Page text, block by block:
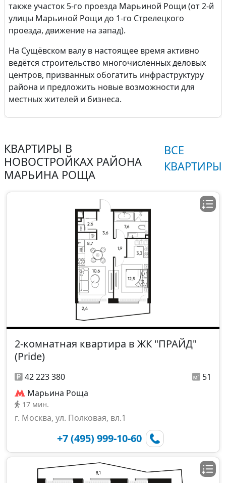
также участок 5-го проезда Марьиной Рощи (от 2-й
улицы Марьиной Рощи до 1-го Стрелецкого
проезда, движение на запад).
На Сущёвском валу в настоящее время активно
ведётся строительство многочисленных деловых
центров, призванных обогатить инфраструктуру
района и предложить новые возможности для
местных жителей и бизнеса.
КВАРТИРЫ В
НОВОСТРОЙКАХ РАЙОНА
МАРЬИНА РОЩА
ВСЕ
КВАРТИРЫ
2-комнатная квартира в ЖК "ПРАЙД"
(Pride)
42 223 380
51
Марьина Роща
17 мин.
г. Москва, ул. Полковая, вл.1
+7 (495) 999-10-60